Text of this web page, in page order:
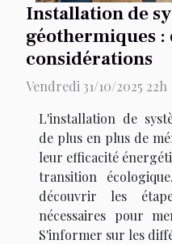
Installation de
géothermiques :
considérations
Vendredi 31/10/2025 22h
L'installation de
de plus en plus de
leur efficacité
transition
découvrir les
nécessaires pour
S'informer sur les